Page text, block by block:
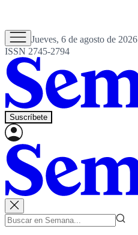
Jueves, 6 de agosto de 2026
ISSN 2745-2794
Suscríbete